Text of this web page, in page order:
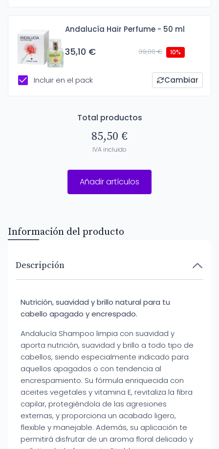
Andalucía Hair Perfume - 50 ml
35,10 € 39,00 € 10%
Incluir en el pack Cambiar
Total productos
85,50 €
IVA incluido
Añadir artículos
Información del producto
Descripción
Nutrición, suavidad y brillo natural para tu
cabello apagado y encrespado.
Andalucía Shampoo limpia con suavidad y
aporta nutrición, suavidad y brillo a todo tipo de
cabellos, siendo especialmente indicado para
aquellos apagados o con tendencia al
encrespamiento. Su fórmula enriquecida con
aceites vegetales y vitamina E, revitaliza la fibra
capilar, protegiéndola de las agresiones
externas, y proporciona un acabado ligero,
flexible y manejable. Además, su aplicación te
permitirá disfrutar de un aroma floral delicado y